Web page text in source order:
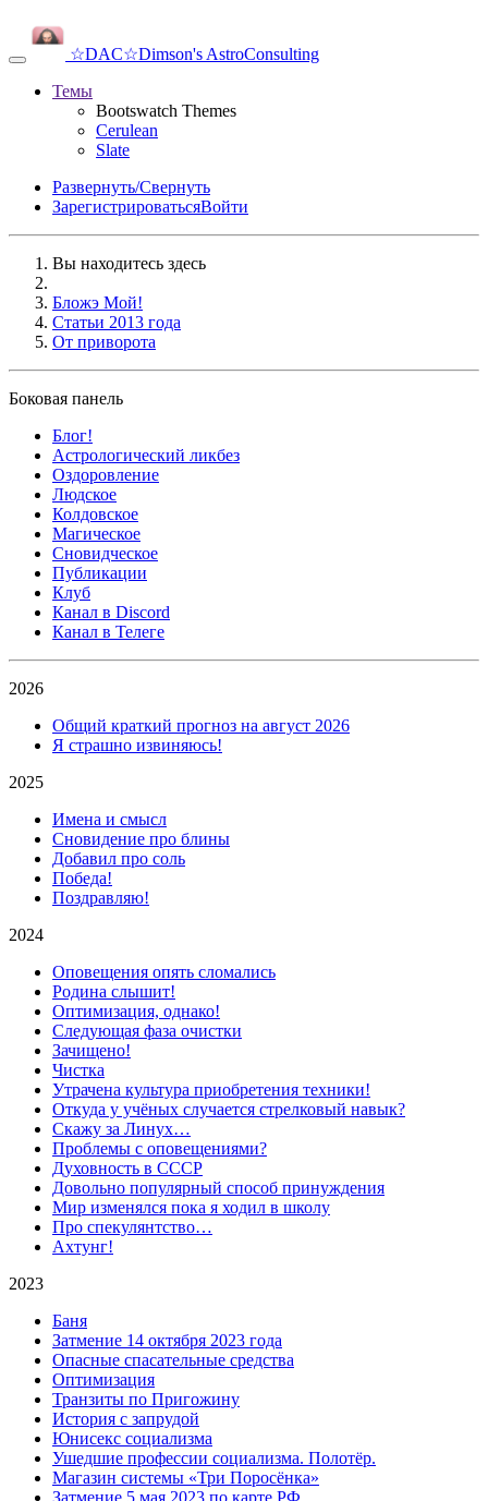
☆DAC☆Dimson's AstroConsulting
Темы
Bootswatch Themes
Cerulean
Slate
Развернуть/Свернуть
ЗарегистрироватьсяВойти
Вы находитесь здесь
Бложэ Мой!
Статьи 2013 года
От приворота
Боковая панель
Блог!
Аcтрологический ликбез
Оздоровление
Людское
Колдовское
Магическое
Сновидческое
Публикации
Клуб
Канал в Discord
Канал в Телеге
2026
Общий краткий прогноз на август 2026
Я страшно извиняюсь!
2025
Имена и смысл
Сновидение про блины
Добавил про соль
Победа!
Поздравляю!
2024
Оповещения опять сломались
Родина слышит!
Оптимизация, однако!
Следующая фаза очистки
Зачищено!
Чистка
Утрачена культура приобретения техники!
Откуда у учёных случается стрелковый навык?
Скажу за Линух…
Проблемы с оповещениями?
Духовность в СССР
Довольно популярный способ принуждения
Мир изменялся пока я ходил в школу
Про спекулянтство…
Ахтунг!
2023
Баня
Затмение 14 октября 2023 года
Опасные спасательные средства
Оптимизация
Транзиты по Пригожину
История с запрудой
Юнисекс социализма
Ушедшие профессии социализма. Полотёр.
Магазин системы «Три Поросёнка»
Затмение 5 мая 2023 по карте РФ